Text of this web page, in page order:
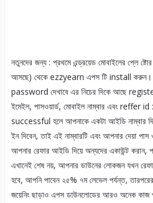
নতুনদের জন্য : প্রথমে এন্ড্রয়েড মোবাইলের প্লে
আসছে) থেকে ezzyearn এপস টি install করুন।
password দেখাবে এর নিচের দিকে আছে
ইমেইল, পাসওয়ার্ড, মোবাইল নাম্বার এবং reffer
successful হলে আপনাকে একটা আইডি নাম্বার
ইন দিবেন, তাই এই নাম্বারটি এবং আপনার দেয়া পাস
আপনার রেফার আইডি দিয়ে অন্যদের একাউন্ট করান,
এখানেই শেষ নয়, আপনার ডাউনের লোকজন যখন
হবে, আপনি পাবেন ২৫% ৭ম লেভেল পর্যন্ত,
জয়েনিং ছাড়াও এপস ডাউনলোডের আরও অনেক কাজ